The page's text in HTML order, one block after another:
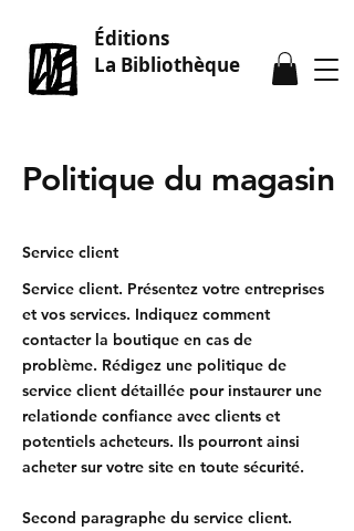
Éditions
La Bibliothèque
Politique du magasin
Service client
Service client. Présentez votre entreprises
et vos services. Indiquez comment
contacter la boutique en cas de
problème. Rédigez une politique de
service client détaillée pour instaurer une
relationde confiance avec clients et
potentiels acheteurs. Ils pourront ainsi
acheter sur votre site en toute sécurité.
Second paragraphe du service client.